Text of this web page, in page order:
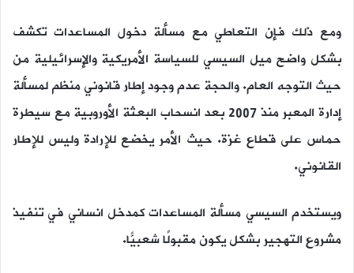
ومع ذلك فإن التعاطي مع مسألة دخول المساعدات تكشف
بشكل واضح ميل السيسي للسياسة الأمريكية والإسرائيلية من
حيث التوجه العام. والحجة عدم وجود إطار قانوني منظم لمسألة
إدارة المعبر منذ 2007 بعد انسحاب البعثة الأوروبية مع سيطرة
حماس على قطاع غزة. حيث الأمر يخضع للإرادة وليس للإطار
القانوني.
ويستخدم السيسي مسألة المساعدات كمدخل انساني في تنفيذ
مشروع التهجير بشكل يكون مقبولًا شعبيًّا.